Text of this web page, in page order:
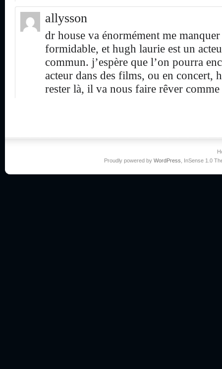
allysson
dr house va énormément me manquer
formidable, et hugh laurie est un
commun. j’espère que l’on pourra
acteur dans des films, ou en concert,
rester là, il va nous faire rêver
Proudly powered by WordPress , InSense 1.0